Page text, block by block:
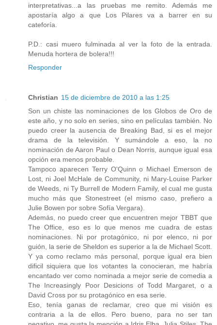
interpretativas...a las pruebas me remito. Además me
apostaría algo a que Los Pilares va a barrer en su
cateforía.
P.D.: casi muero fulminada al ver la foto de la entrada.
Menuda hortera de bolera!!!
Responder
Christian 15 de diciembre de 2010 a las 1:25
Son un chiste las nominaciones de los Globos de Oro de
este año, y no solo en series, sino en películas también. No
puedo creer la ausencia de Breaking Bad, si es el mejor
drama de la televisión. Y sumándole a eso, la no
nominación de Aaron Paul o Dean Norris, aunque igual esa
opción era menos probable.
Tampoco aparecen Terry O'Quinn o Michael Emerson de
Lost, ni Joel McHale de Community, ni Mary-Louise Parker
de Weeds, ni Ty Burrell de Modern Family, el cual me gusta
mucho más que Stonestreet (el mismo caso, prefiero a
Julie Bowen por sobre Sofía Vergara).
Además, no puedo creer que encuentren mejor TBBT que
The Office, eso es lo que menos me cuadra de estas
nominaciones. Ni por protagónico, ni por elenco, ni por
guión, la serie de Sheldon es superior a la de Michael Scott.
Y ya como reclamo más personal, porque igual era bien
dificil siquiera que los votantes la conocieran, me habría
encantado ver como nominada a mejor serie de comedia a
The Increasingly Poor Desicions of Todd Margaret, o a
David Cross por su protagónico en esa serie.
Eso, tenía ganas de reclamar, creo que mi visión es
contraria a la de ellos. Pero bueno, para no ser tan